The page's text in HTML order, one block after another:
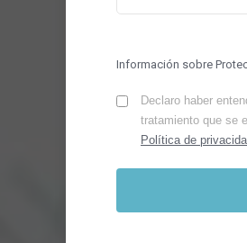
Información sobre
Declaro haber
tratamiento que se
Política de